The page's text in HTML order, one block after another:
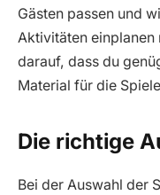
Gästen passen und
Aktivitäten
darauf, dass du
Material für die
Die richtige
Bei der Auswahl der